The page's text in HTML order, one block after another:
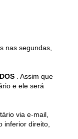
nas segundas,
. Assim que
e ele será
via e-mail,
inferior direito,